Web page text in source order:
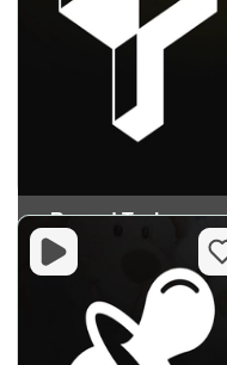
Record Technopop